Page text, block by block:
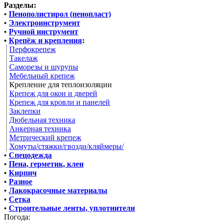
Разделы:
• Пенополистирол (пенопласт)
• Электроинструмент
• Ручной инструмент
• Крепёж и крепления:
Перфокрепеж
Такелаж
Саморезы и шурупы
Мебельный крепеж
Крепление для теплоизоляции
Крепеж для окон и дверей
Крепеж для кровли и панелей
Заклепки
Дюбельная техника
Анкерная техника
Метрический крепеж
Хомуты/стяжки/гвозди/кляймеры/
• Спецодежда
• Пена, герметик, клеи
• Кирпич
• Разное
• Лакокрасочные материалы
• Сетка
• Строительные ленты, уплотнители
Погода: